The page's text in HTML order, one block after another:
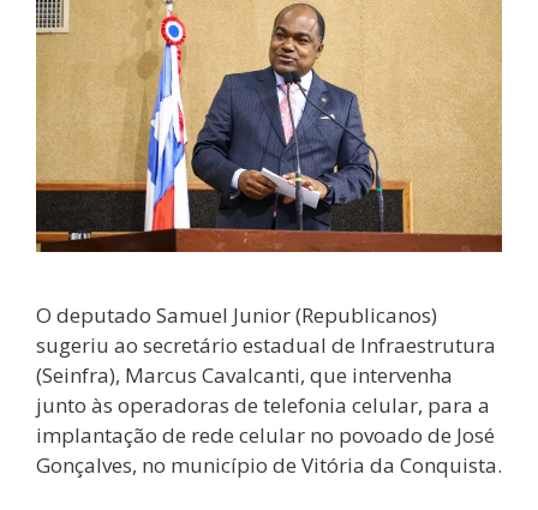
O deputado Samuel Junior (Republicanos)
sugeriu ao secretário estadual de Infraestrutura
(Seinfra), Marcus Cavalcanti, que intervenha
junto às operadoras de telefonia celular, para a
implantação de rede celular no povoado de José
Gonçalves, no município de Vitória da Conquista.